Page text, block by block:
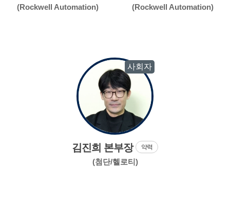
(Rockwell Automation) (Rockwell Automation)
사회자
김진희 본부장 약력
(첨단/헬로티)